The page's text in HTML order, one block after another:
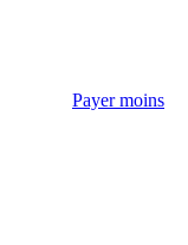
Payer moins